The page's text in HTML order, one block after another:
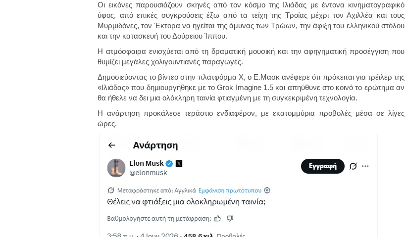
Οι εικόνες παρουσιάζουν σκηνές από τον κόσμο της Ιλιάδας με έντονα κινηματογραφικό
ύφος, από επικές συγκρούσεις έξω από τα τείχη της Τροίας μέχρι τον Αχιλλέα και τους
Μυρμιδόνες, τον Έκτορα να ηγείται της άμυνας των Τρώων, την άφιξη του ελληνικού στόλου
και την κατασκευή του Δούρειου Ίππου.
Η ατμόσφαιρα ενισχύεται από τη δραματική μουσική και την αφηγηματική προσέγγιση που
θυμίζει μεγάλες χολιγουντιανές παραγωγές.
Δημοσιεύοντας το βίντεο στην πλατφόρμα X, ο Ε.Μασκ ανέφερε ότι πρόκειται για τρέιλερ της
«Ιλιάδας» που δημιουργήθηκε με το Grok Imagine 1.5 και απηύθυνε στο κοινό το ερώτημα αν
θα ήθελε να δει μια ολόκληρη ταινία φτιαγμένη με τη συγκεκριμένη τεχνολογία.
Η ανάρτηση προκάλεσε τεράστιο ενδιαφέρον, με εκατομμύρια προβολές μέσα σε λίγες
ώρες.